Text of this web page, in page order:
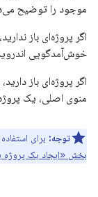
موجود را توضیح
اگر پروژه‌ای باز
خوش‌آمدگویی
اگر پروژه‌ای باز
منوی اصلی، یک
توجه: برای
بخش «ایجاد یک